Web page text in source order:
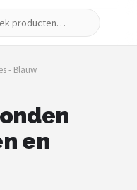
- Blauw
en